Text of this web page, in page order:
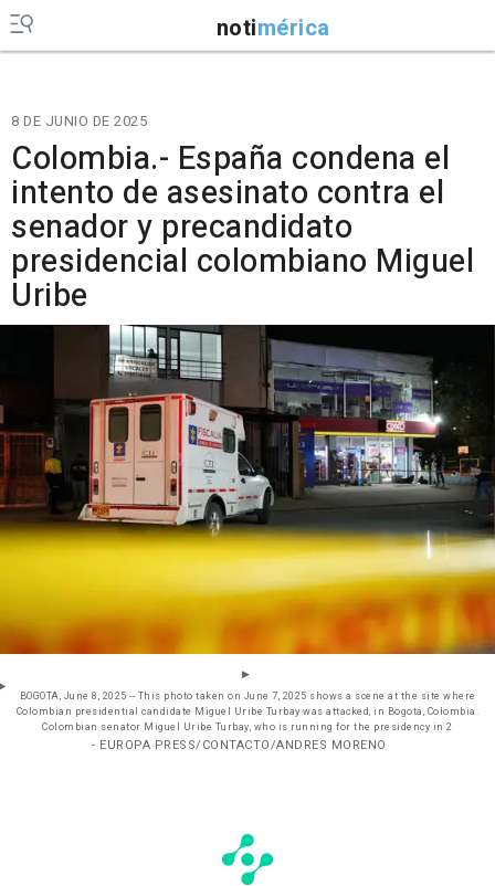
notimérica
8 DE JUNIO DE 2025
Colombia.- España condena el
intento de asesinato contra el
senador y precandidato
presidencial colombiano Miguel
Uribe
BOGOTA, June 8, 2025 -- This photo taken on June 7, 2025 shows a scene at the site where
Colombian presidential candidate Miguel Uribe Turbay was attacked, in Bogota, Colombia.
Colombian senator Miguel Uribe Turbay, who is running for the presidency in 2
- EUROPA PRESS/CONTACTO/ANDRES MORENO